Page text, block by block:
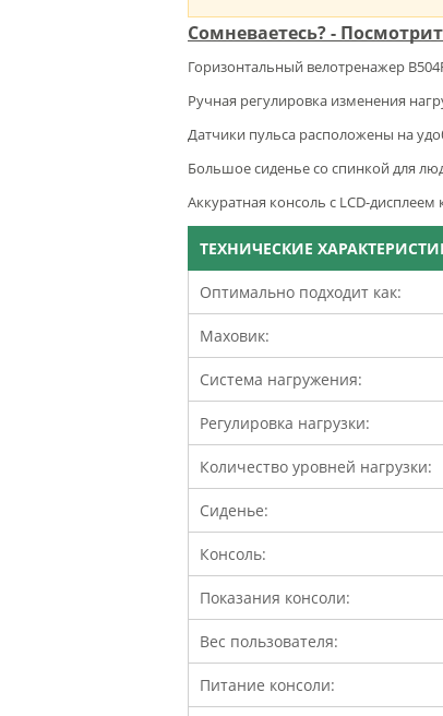
Сомневаетесь? -
Горизонтальный велотренажер
Ручная регулировка изменения
Датчики пульса расположены на
Большое сиденье со спинкой для
Аккуратная консоль с LCD-
ТЕХНИЧЕСКИЕ
Оптимально подходит как:
Маховик:
Система нагружения:
Регулировка нагрузки:
Количество уровней нагрузки:
Сиденье:
Консоль:
Показания консоли:
Вес пользователя:
Питание консоли: